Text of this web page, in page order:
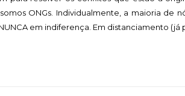
ONGs. Individualmente, a maioria de
em indiferença. Em distanciamento (já